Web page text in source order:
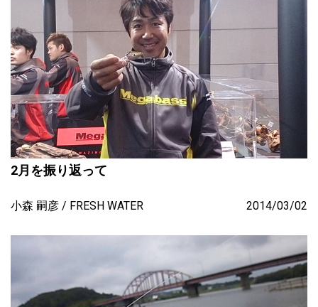
2月を振り返って
小森 嗣彦 FRESH WATER 2014/03/02